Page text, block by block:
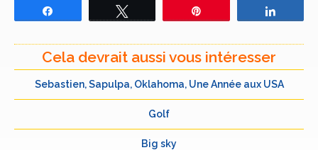
Cela devrait aussi vous intéresser
Sebastien, Sapulpa, Oklahoma, Une Année aux USA
Golf
Big sky